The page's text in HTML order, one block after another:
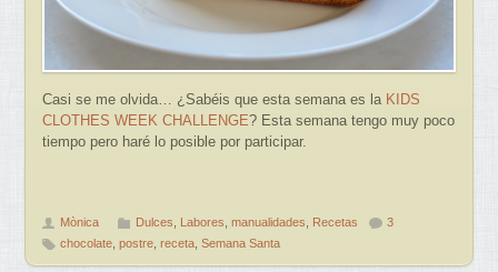
Casi se me olvida… ¿Sabéis que esta semana es la KIDS
CLOTHES WEEK CHALLENGE? Esta semana tengo muy poco
tiempo pero haré lo posible por participar.
Mònica Dulces Labores ,manualidades Recetas
3
chocolate ,postre ,receta ,Semana Santa